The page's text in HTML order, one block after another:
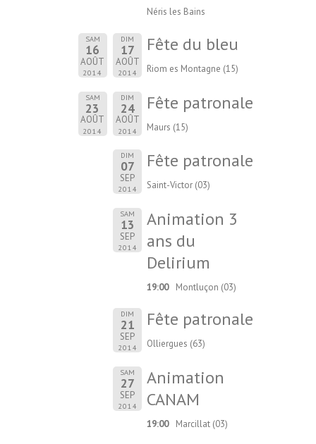
Néris les Bains
SAM
16
AOÛT
2014
DIM
17
AOÛT
2014
Fête du bleu
Riom es Montagne (15)
SAM
23
AOÛT
2014
DIM
24
AOÛT
2014
Fête patronale
Maurs (15)
DIM
07
SEP
2014
Fête patronale
Saint-Victor (03)
SAM
13
SEP
2014
Animation 3
ans du
Delirium
19:00 Montluçon (03)
DIM
21
SEP
2014
Fête patronale
Olliergues (63)
SAM
27
SEP
2014
Animation
CANAM
19:00 Marcillat (03)